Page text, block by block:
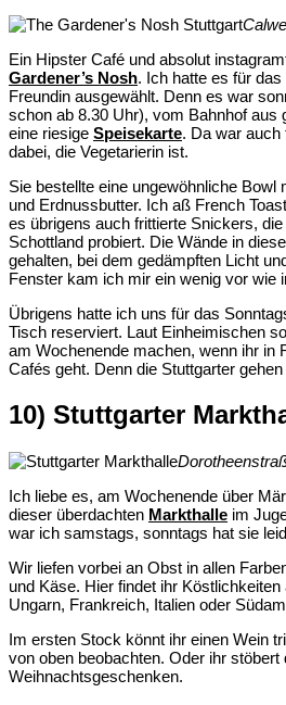
Ein Hipster Café und absolut
Gardener’s Nosh. Ich hatte es für
Freundin ausgewählt. Denn es war
schon ab 8.30 Uhr), vom Bahnhof aus
eine riesige Speisekarte. Da war auch
dabei, die Vegetarierin ist.
Sie bestellte eine ungewöhnliche Bowl
und Erdnussbutter. Ich aß French
es übrigens auch frittierte Snickers,
Schottland probiert. Die Wände in
gehalten, bei dem gedämpften Licht
Fenster kam ich mir ein wenig vor wie
Übrigens hatte ich uns für das
Tisch reserviert. Laut Einheimischen
am Wochenende machen, wenn ihr in
Cafés geht. Denn die Stuttgarter
10) Stuttgarter
Ich liebe es, am Wochenende über
dieser überdachten Markthalle im
war ich samstags, sonntags hat sie
Wir liefen vorbei an Obst in allen
und Käse. Hier findet ihr
Ungarn, Frankreich, Italien oder
Im ersten Stock könnt ihr einen Wein
von oben beobachten. Oder ihr
Weihnachtsgeschenken.